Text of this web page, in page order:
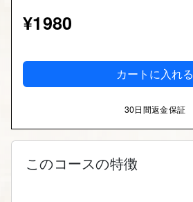
¥1980
カートに入れる
30日間返金保証
このコースの特徴